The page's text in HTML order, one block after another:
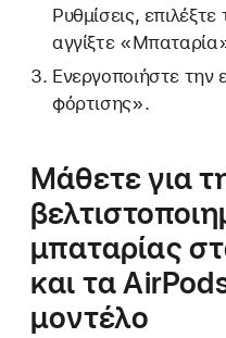
Ρυθμίσεις,
αγγίξτε
Ενεργοποιήστε την
φόρτισης».
Μάθετε για
μπαταρίας
και τα
μοντέλο